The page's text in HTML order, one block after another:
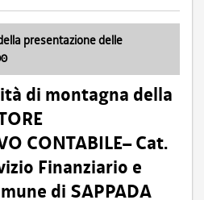
presentazione delle
di montagna della
CONTABILE– Cat.
Finanziario e
di SAPPADA